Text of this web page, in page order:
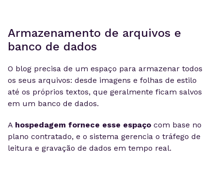
Armazenamento de arquivos e
banco de dados
O blog precisa de um espaço para armazenar todos
os seus arquivos: desde imagens e folhas de estilo
até os próprios textos, que geralmente ficam salvos
em um banco de dados.
A hospedagem fornece esse espaço com base no
plano contratado, e o sistema gerencia o tráfego de
leitura e gravação de dados em tempo real.